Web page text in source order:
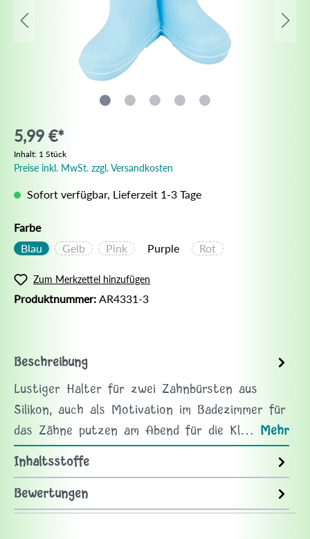
5,99 €*
Inhalt: 1 Stück
Preise inkl. MwSt. zzgl. Versandkosten
Sofort verfügbar, Lieferzeit 1-3 Tage
Farbe
Blau
Gelb Pink Purple Rot
Zum Merkzettel hinzufügen
Produktnummer: AR4331-3
Beschreibung
Lustiger Halter für zwei Zahnbürsten aus
Silikon, auch als Motivation im Badezimmer für
das Zähne putzen am Abend für die Kl… Mehr
Inhaltsstoffe
Bewertungen